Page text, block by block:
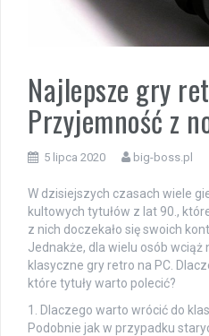
Najlepsze gry
Przyjemność z
5 lipca 2020 big-boss.pl
W dzisiejszych czasach wiele
kultowych tytułów z lat 90.,
z nich doczekało się swoich
Jednakże, dla wielu osób wciąż
klasyczne gry retro na PC.
które tytuły warto polecić?
1. Dlaczego warto wrócić do
Podobnie jak w przypadku